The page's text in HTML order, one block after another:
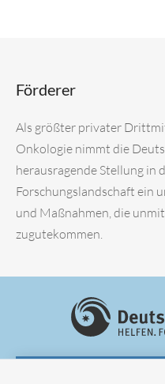
Förderer
Als größter privater
Onkologie nimmt die
herausragende Stellung in
Forschungslandschaft ein
und Maßnahmen, die
zugutekommen.